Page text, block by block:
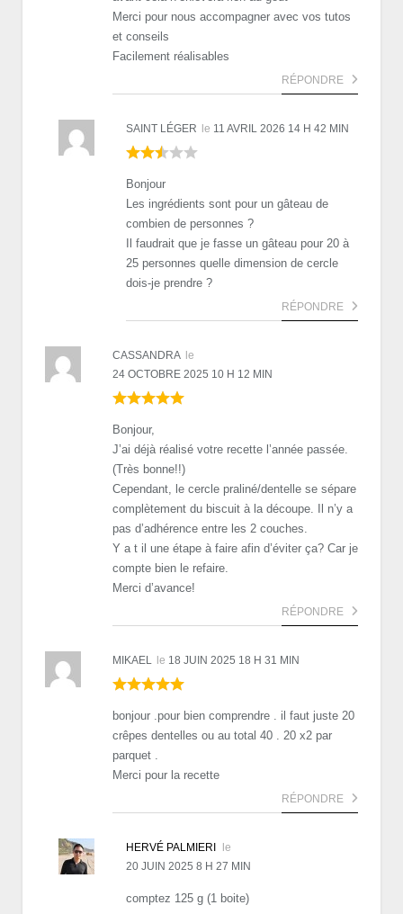
Merci pour nous accompagner avec vos tutos
et conseils
Facilement réalisables
RÉPONDRE
SAINT LÉGER le 11 AVRIL 2026 14 H 42 MIN
Bonjour
Les ingrédients sont pour un gâteau de
combien de personnes ?
Il faudrait que je fasse un gâteau pour 20 à
25 personnes quelle dimension de cercle
dois-je prendre ?
RÉPONDRE
CASSANDRA le
24 OCTOBRE 2025 10 H 12 MIN
Bonjour,
J’ai déjà réalisé votre recette l’année passée.
(Très bonne!!)
Cependant, le cercle praliné/dentelle se sépare
complètement du biscuit à la découpe. Il n’y a
pas d’adhérence entre les 2 couches.
Y a t il une étape à faire afin d’éviter ça? Car je
compte bien le refaire.
Merci d’avance!
RÉPONDRE
MIKAEL le 18 JUIN 2025 18 H 31 MIN
bonjour .pour bien comprendre . il faut juste 20
crêpes dentelles ou au total 40 . 20 x2 par
parquet .
Merci pour la recette
RÉPONDRE
HERVÉ PALMIERI le
20 JUIN 2025 8 H 27 MIN
comptez 125 g (1 boite)